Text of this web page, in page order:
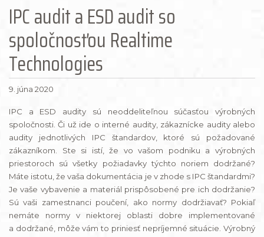
IPC audit a ESD audit so
spoločnosťou Realtime
Technologies
9. júna 2020
IPC a ESD audity sú neoddeliteľnou súčasťou výrobných
spoločnosti. Či už ide o interné audity, zákaznícke audity alebo
audity jednotlivých IPC štandardov, ktoré sú požadované
zákazníkom. Ste si istí, že vo vašom podniku a výrobných
priestoroch sú všetky požiadavky týchto noriem dodržané?
Máte istotu, že vaša dokumentácia je v zhode s IPC štandardmi?
Je vaše vybavenie a materiál prispôsobené pre ich dodržanie?
Sú vaši zamestnanci poučení, ako normy dodržiavať? Pokiaľ
nemáte normy v niektorej oblasti dobre implementované
a dodržané, môže vám to priniesť nepríjemné situácie. Výrobný